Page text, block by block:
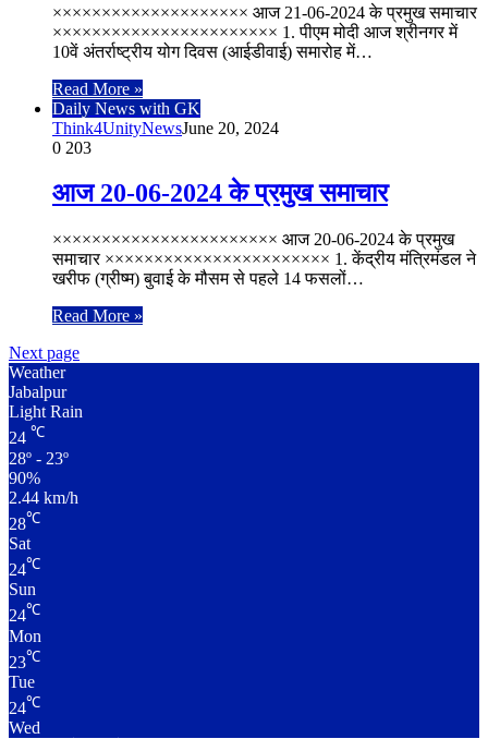
×××××××××××××××××××× आज 21-06-2024 के प्रमुख समाचार
××××××××××××××××××××××× 1. पीएम मोदी आज श्रीनगर में
10वें अंतर्राष्ट्रीय योग दिवस (आईडीवाई) समारोह में…
Read More »
Daily News with GK
Think4UnityNewsJune 20, 2024
0 203
आज 20-06-2024 के प्रमुख समाचार
××××××××××××××××××××××× आज 20-06-2024 के प्रमुख
समाचार ××××××××××××××××××××××× 1. केंद्रीय मंत्रिमंडल ने
खरीफ (ग्रीष्म) बुवाई के मौसम से पहले 14 फसलों…
Read More »
Next page
Weather
Jabalpur
Light Rain
24 ℃
28º - 23º
90%
2.44 km/h
28℃
Sat
24℃
Sun
24℃
Mon
23℃
Tue
24℃
Wed